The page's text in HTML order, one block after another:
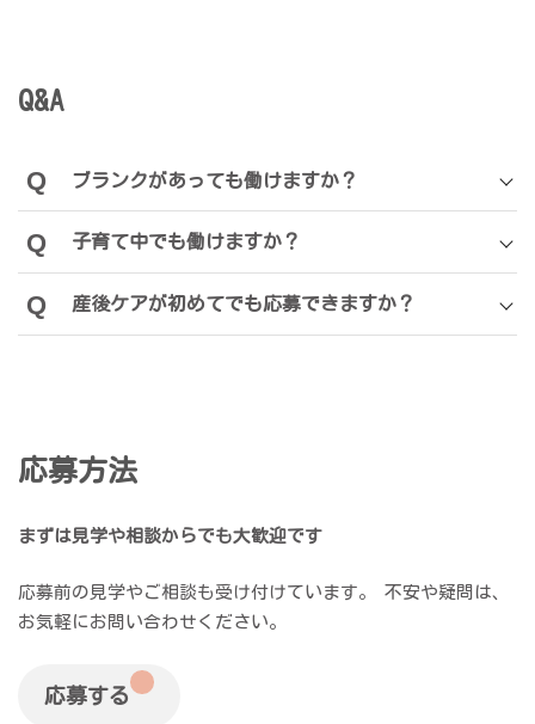
Q&A
ブランクがあっても働けますか？
子育て中でも働けますか？
産後ケアが初めてでも応募できますか？
応募方法
まずは見学や相談からでも大歓迎です
応募前の見学やご相談も受け付けています。 不安や疑問は、
お気軽にお問い合わせください。
応募する